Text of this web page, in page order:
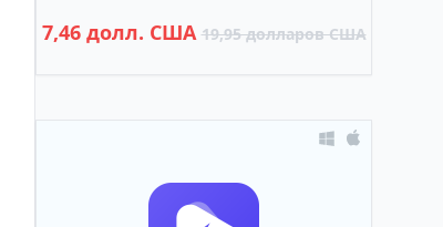
7,46 долл. США 19,95 долларов США